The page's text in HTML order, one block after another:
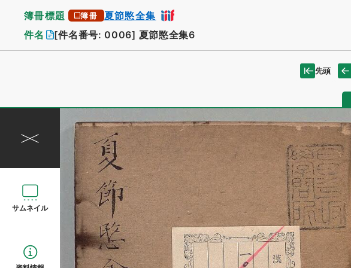
簿冊標題 簿冊 夏節愍全集
件名 [件名番号: 0006] 夏節愍全集6
先頭
サムネイル